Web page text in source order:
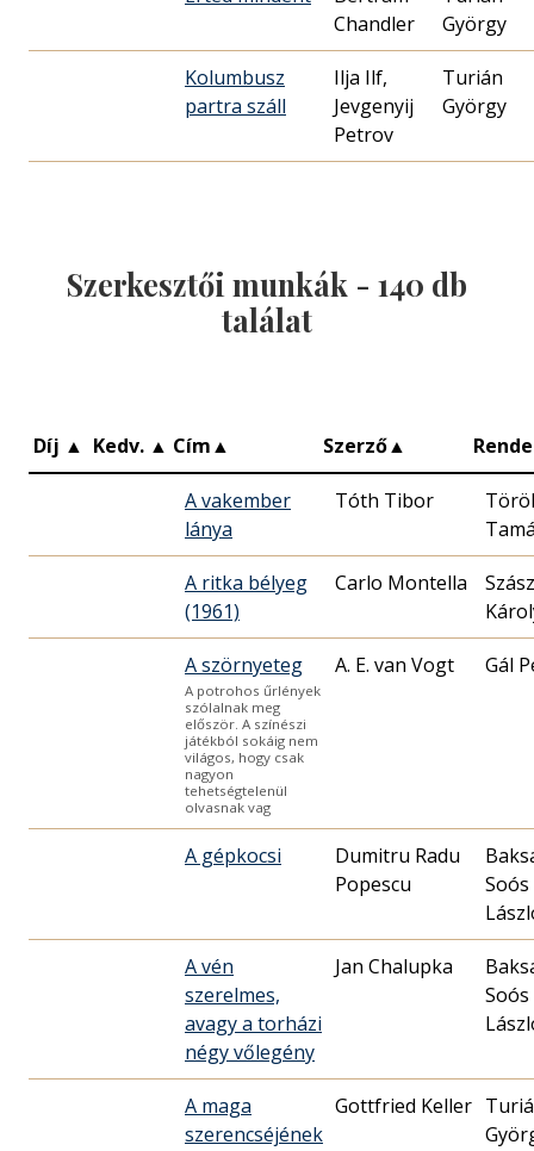
Chandler
György
Kolumbusz
partra száll
Ilja Ilf,
Jevgenyij
Petrov
Turián
György
Szerkesztői munkák - 140 db
találat
Díj ▲ Kedv. ▲ Cím▲ Szerző▲
A vakember
lánya
Tóth Tibor
A ritka bélyeg
(1961)
Carlo Montella
Szász
A szörnyeteg
A potrohos űrlények
szólalnak meg
először. A színészi
játékból sokáig nem
világos, hogy csak
nagyon
tehetségtelenül
olvasnak vag
A. E. van Vogt Gál
A gépkocsi
Dumitru Radu
Popescu
Soós
A vén
szerelmes,
avagy a torházi
négy vőlegény
Jan Chalupka
Soós
A maga
szerencséjének
Gottfried Keller